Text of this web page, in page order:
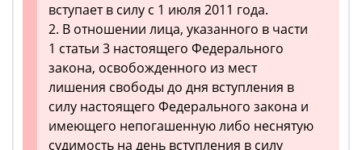
вступает в силу с 1 июля 2011 года.
2. В отношении лица, указанного в части
1 статьи 3 настоящего Федерального
закона, освобожденного из мест
лишения свободы до дня вступления в
силу настоящего Федерального закона и
имеющего непогашенную либо неснятую
судимость на день вступления в силу